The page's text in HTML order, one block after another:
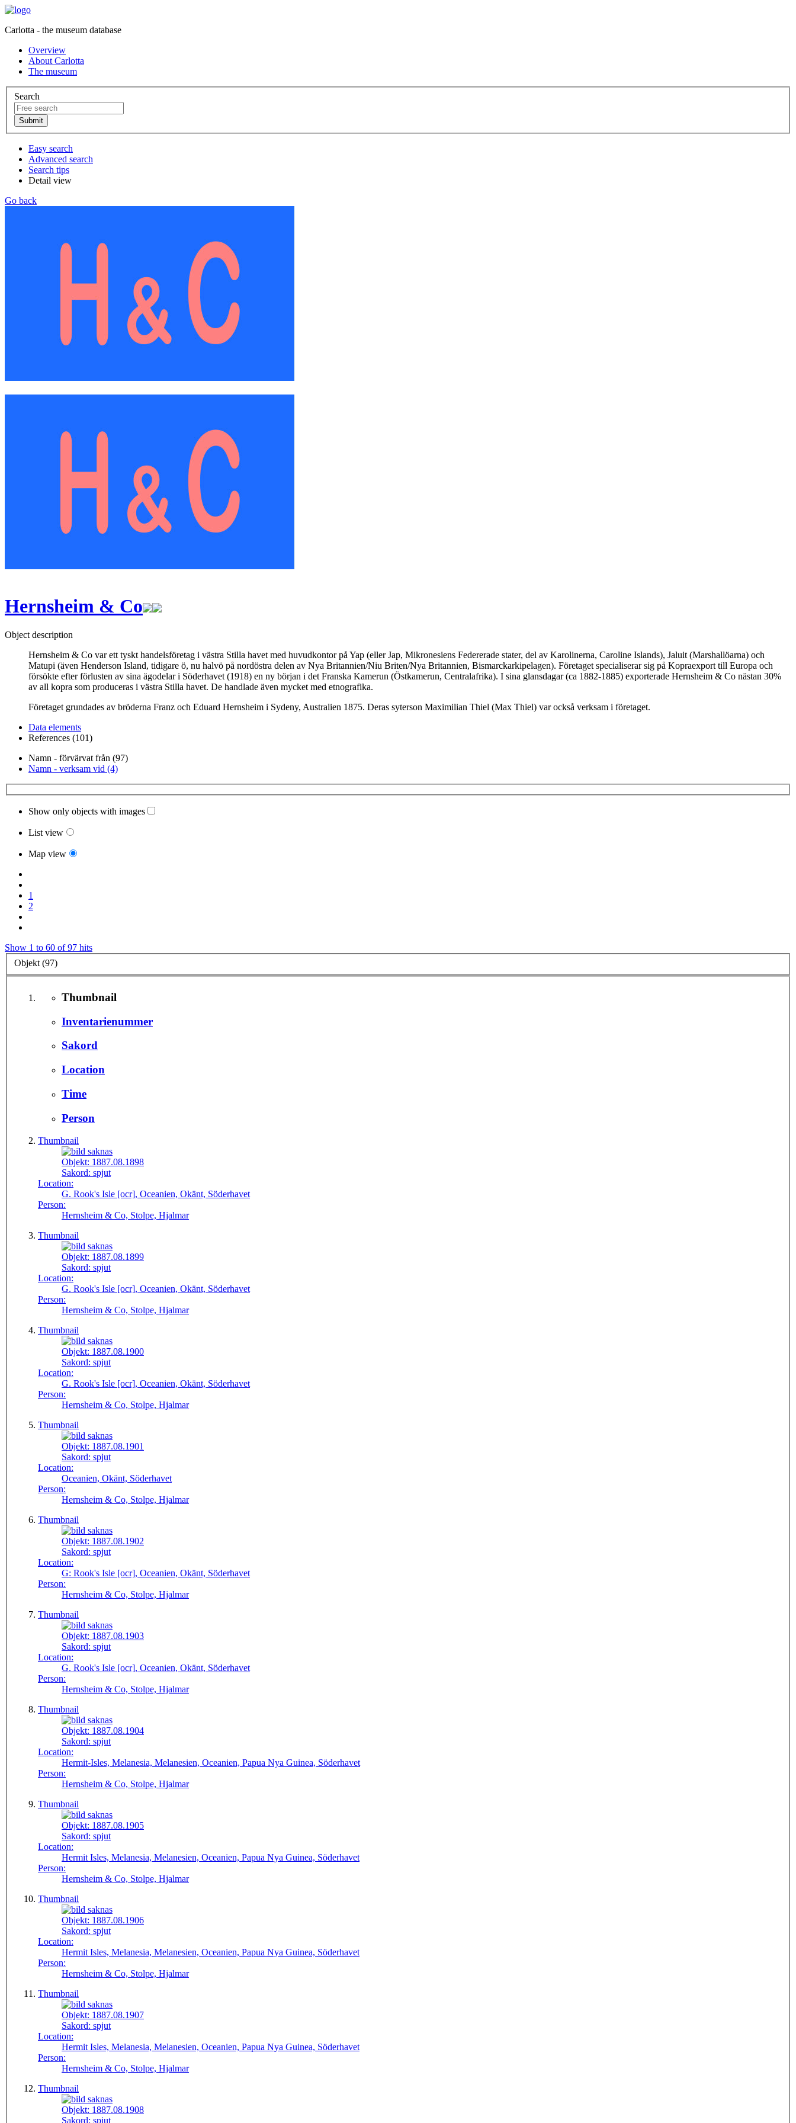
Carlotta - the museum database
Overview
About Carlotta
The museum
Search
Easy search
Advanced search
Search tips
Detail view
Go back
Hernsheim & Co
Object description
Hernsheim & Co var ett tyskt handelsföretag i västra Stilla havet med huvudkontor på Yap (eller Jap, Mikronesiens Federerade stater, del av Karolinerna, Caroline Islands), Jaluit (Marshallöarna) och
Matupi (även Henderson Island, tidigare ö, nu halvö på nordöstra delen av Nya Britannien/Niu Briten/Nya Britannien, Bismarckarkipelagen). Företaget specialiserar sig på Kopraexport till Europa och
försökte efter förlusten av sina ägodelar i Söderhavet (1918) en ny början i det Franska Kamerun (Östkamerun, Centralafrika). I sina glansdagar (ca 1882-1885) exporterade Hernsheim & Co nästan 30%
av all kopra som produceras i västra Stilla havet. De handlade även mycket med etnografika.
Företaget grundades av bröderna Franz och Eduard Hernsheim i Sydeny, Australien 1875. Deras syterson Maximilian Thiel (Max Thiel) var också verksam i företaget.
Data elements
References (101)
Namn - förvärvat från (97)
Namn - verksam vid (4)
Show only objects with images
List view
Map view
1
2
Show 1 to 60 of 97 hits
Objekt (97)
Thumbnail
Inventarienummer
Sakord
Location
Time
Person
Thumbnail
Objekt: 1887.08.1898
Sakord: spjut
Location:
G. Rook's Isle [ocr], Oceanien, Okänt, Söderhavet
Person:
Hernsheim & Co, Stolpe, Hjalmar
Thumbnail
Objekt: 1887.08.1899
Sakord: spjut
Location:
G. Rook's Isle [ocr], Oceanien, Okänt, Söderhavet
Person:
Hernsheim & Co, Stolpe, Hjalmar
Thumbnail
Objekt: 1887.08.1900
Sakord: spjut
Location:
G. Rook's Isle [ocr], Oceanien, Okänt, Söderhavet
Person:
Hernsheim & Co, Stolpe, Hjalmar
Thumbnail
Objekt: 1887.08.1901
Sakord: spjut
Location:
Oceanien, Okänt, Söderhavet
Person:
Hernsheim & Co, Stolpe, Hjalmar
Thumbnail
Objekt: 1887.08.1902
Sakord: spjut
Location:
G: Rook's Isle [ocr], Oceanien, Okänt, Söderhavet
Person:
Hernsheim & Co, Stolpe, Hjalmar
Thumbnail
Objekt: 1887.08.1903
Sakord: spjut
Location:
G. Rook's Isle [ocr], Oceanien, Okänt, Söderhavet
Person:
Hernsheim & Co, Stolpe, Hjalmar
Thumbnail
Objekt: 1887.08.1904
Sakord: spjut
Location:
Hermit-Isles, Melanesia, Melanesien, Oceanien, Papua Nya Guinea, Söderhavet
Person:
Hernsheim & Co, Stolpe, Hjalmar
Thumbnail
Objekt: 1887.08.1905
Sakord: spjut
Location:
Hermit Isles, Melanesia, Melanesien, Oceanien, Papua Nya Guinea, Söderhavet
Person:
Hernsheim & Co, Stolpe, Hjalmar
Thumbnail
Objekt: 1887.08.1906
Sakord: spjut
Location:
Hermit Isles, Melanesia, Melanesien, Oceanien, Papua Nya Guinea, Söderhavet
Person:
Hernsheim & Co, Stolpe, Hjalmar
Thumbnail
Objekt: 1887.08.1907
Sakord: spjut
Location:
Hermit Isles, Melanesia, Melanesien, Oceanien, Papua Nya Guinea, Söderhavet
Person:
Hernsheim & Co, Stolpe, Hjalmar
Thumbnail
Objekt: 1887.08.1908
Sakord: spjut